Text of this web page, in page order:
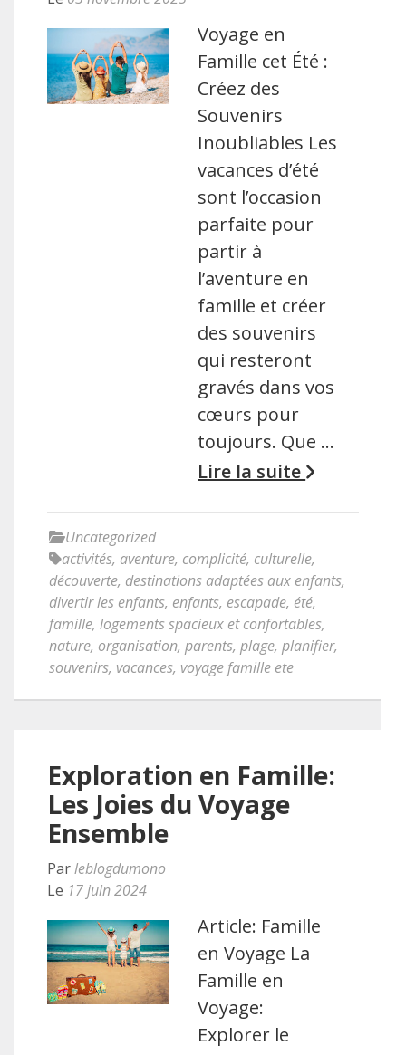
Voyage en
Famille cet Été :
Créez des
Souvenirs
Inoubliables Les
vacances d’été
sont l’occasion
parfaite pour
partir à
l’aventure en
famille et créer
des souvenirs
qui resteront
gravés dans vos
cœurs pour
toujours. Que …
Lire la suite
Uncategorized
activités, aventure, complicité, culturelle,
découverte, destinations adaptées aux enfants,
divertir les enfants, enfants, escapade, été,
famille, logements spacieux et confortables,
nature, organisation, parents, plage, planifier,
souvenirs, vacances, voyage famille ete
Exploration en Famille:
Les Joies du Voyage
Ensemble
Parleblogdumono
Le 17 juin 2024
Article: Famille
en Voyage La
Famille en
Voyage:
Explorer le